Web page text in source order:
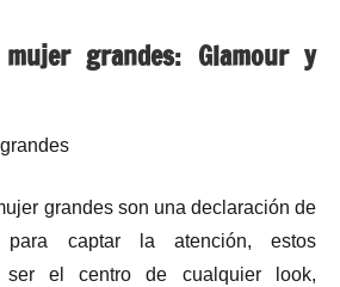
grandes: Glamour y
grandes son una declaración de
para captar la atención, estos
ser el centro de cualquier look,